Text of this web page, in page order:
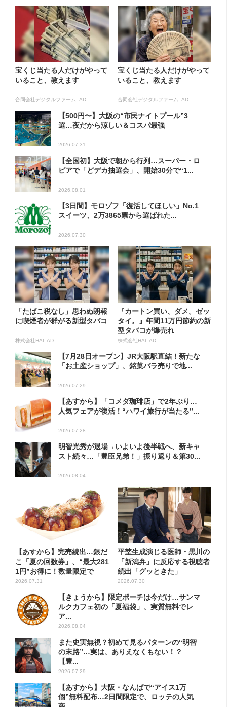
宝くじ当たる人だけがやって
いること、教えます
合同会社デジタルファーム AD
宝くじ当たる人だけがやって
いること、教えます
合同会社デジタルファーム AD
【500円〜】大阪の“市民ナイトプール”3
選…夜だから涼しい＆コスパ最強
2026.07.31
【全国初】大阪で朝から行列…スーパー・ロ
ピアで「どデカ抽選会」、開始30分で“1...
2026.08.01
【3日間】モロゾフ「復活してほしい」No.1
スイーツ、2万3865票から選ばれた...
2026.07.30
「たばこ税なし」思わぬ朗報
に喫煙者が群がる新型タバコ
株式会社HAL AD
『カートン買い、ダメ。ゼッ
タイ。』年間11万円節約の新
型タバコが爆売れ
株式会社HAL AD
【7月28日オープン】JR大阪駅直結！新たな
「お土産ショップ」、銘菓バラ売りで地...
2026.07.29
【あすから】「コメダ珈琲店」で2年ぶり…
人気フェアが復活！“ハワイ旅行が当たる”...
2026.07.28
明智光秀が退場→いよいよ後半戦へ、新キャ
スト続々…「豊臣兄弟！」振り返り＆第30...
2026.08.04
【あすから】完売続出…銀だ
こ「夏の回数券」、“最大281
1円”お得に！数量限定で
2026.07.31
平埜生成演じる医師・黒川の
「新潟弁」に反応する視聴者
続出「グッときた」
2026.07.30
【きょうから】限定ポーチは今だけ…サンマ
ルクカフェ初の「夏福袋」、実質無料でレ
ア...
2026.08.04
また史実無視？初めて見るパターンの“明智
の末路”…実は、ありえなくもない！？
【豊...
2026.07.29
【あすから】大阪・なんばで“アイス1万
個”無料配布…2日間限定で、ロッテの人気